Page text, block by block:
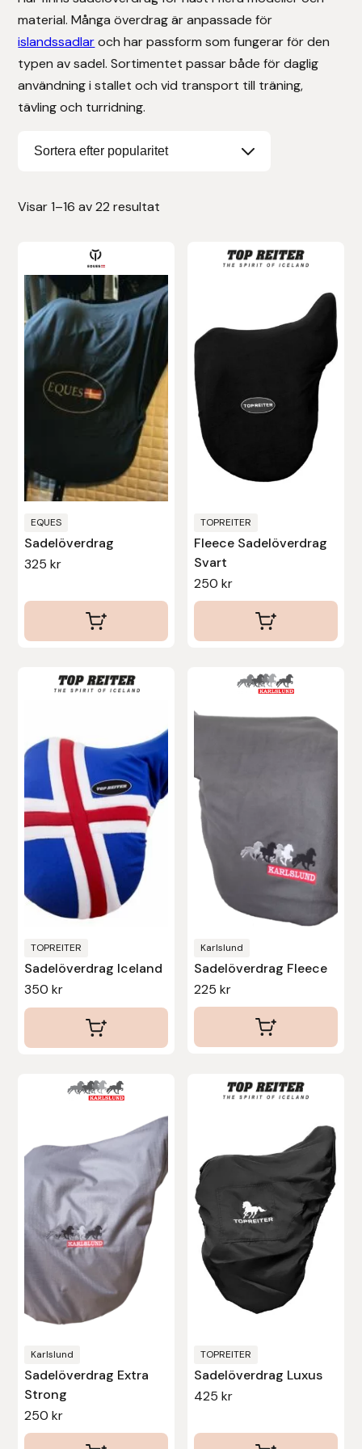
material. Många överdrag är anpassade för
islandssadlaroch har passform som fungerar för den
typen av sadel. Sortimentet passar både för daglig
användning i stallet och vid transport till träning,
tävling och turridning.
Visar 1–16 av 22 resultat
EQUES
Sadelöverdrag
325kr
TOPREITER
Fleece Sadelöverdrag
Svart
250 kr
TOPREITER
Sadelöverdrag Iceland
350kr
Karlslund
Sadelöverdrag Fleece
225 kr
Karlslund
Sadelöverdrag Extra
Strong
250kr
TOPREITER
Sadelöverdrag Luxus
425 kr
Stigläder
Vojlockar och schabrak
Träning och longering
Tränsdelar och tyglar
Ridbyxor, kjolar, overaller mm
Ridjackor, kappor, västar mm
Ridskor och ridstövlar
Tävlingskavajer och blusar
Beris Bits
Bocaj
Boett
Bomber Bits
Casco
Catago Equestrian
Charles Owen
Denni Design
Denni Design / Bomber Bits
Draupnir
Dy’on
E.A. Mattes
Eclipse Biofarmab
Epona bokförlag
Equality Line
EQUES | KINGSLAND
Eric LeTixerant
Fákur Rideudstyr
Fleck
Freyja
Furminator
G Boots
Globus Sport
Góa
Gysinge